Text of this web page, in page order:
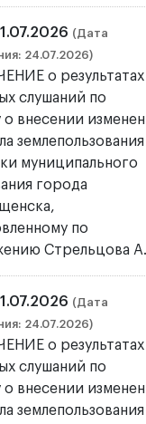
(Дата
24.07.2026)
о результатах
слушаний по
о внесении
муниципального
города
по
Стрельцова
(Дата
24.07.2026)
о результатах
слушаний по
о внесении